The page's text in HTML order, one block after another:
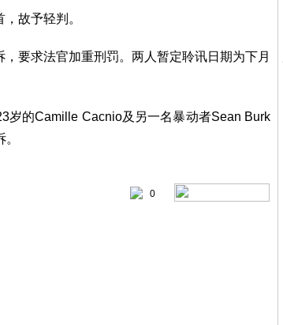
故予轻判。
要求法官加重刑罚。两人暂定聆讯日期为下月
岁的Camille Cacnio及另一名暴动者Sean Burk
0